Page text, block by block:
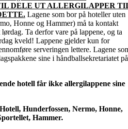
DELE UT ALLERGILAPPER
Lagene som bor på hoteller uten
Honne og Hammer) må ta kontakt
lørdag. Ta derfor vare på lappene, og ta
kveld! Lappene gjelder kun for
serveringen lettere. Lagene
sine i håndballsekretariatet på
hotell får ikke allergilappene sine
Hunderfossen, Nermo, Honne,
Hammer.